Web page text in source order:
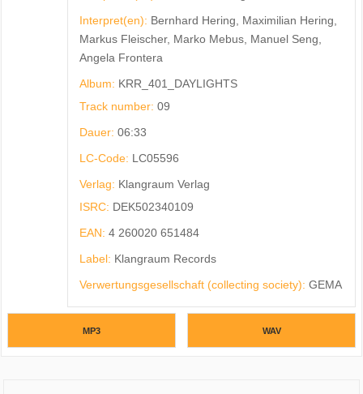
Interpret(en): Bernhard Hering, Maximilian Hering,
Markus Fleischer, Marko Mebus, Manuel Seng,
Angela Frontera
Album: KRR_401_DAYLIGHTS
Track number: 09
Dauer: 06:33
LC-Code: LC05596
Verlag: Klangraum Verlag
ISRC: DEK502340109
EAN: 4 260020 651484
Label: Klangraum Records
Verwertungsgesellschaft (collecting society): GEMA
MP3 WAV